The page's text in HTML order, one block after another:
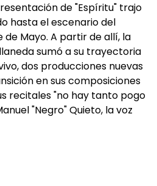
de "Espíritu" trajo
hasta el escenario del
de Mayo. A partir de allí, la
sumó a su trayectoria
dos producciones nuevas
en sus composiciones
recitales "no hay tanto pogo
"Negro" Quieto, la voz